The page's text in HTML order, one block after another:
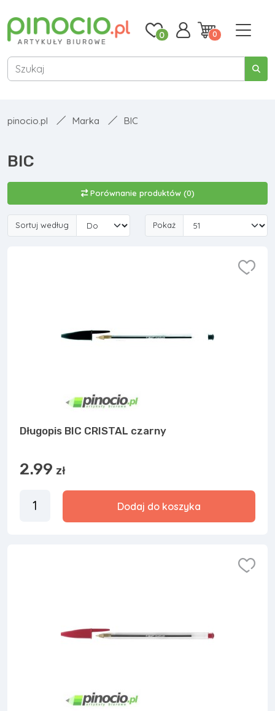
0 0
pinocio.pl Marka BIC
BIC
Porównanie produktów (0)
Sortuj według Pokaż
Długopis BIC CRISTAL czarny
2.99 zł
Dodaj do koszyka